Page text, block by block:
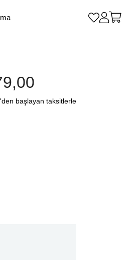
'den başlayan taksitlerle